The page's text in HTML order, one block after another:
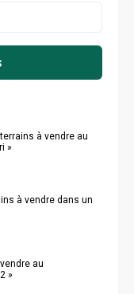
à vendre au
»
à vendre dans un
au
»